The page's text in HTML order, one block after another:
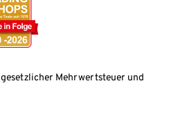
Mehrwertsteuer und